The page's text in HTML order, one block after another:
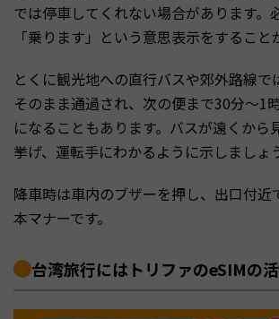
では停車してくれない場合があります。
「乗ります」という意思表示をすること
とくに観光地への直行バスや郊外路線で
そのまま通過され、次の便まで30分〜1
になることもあります。バスが遠くから
挙げ、運転手にわかるように示しましょ
降車時は車内のブザーを押し、出口付近
本マナーです。
台湾旅行にはトリファのeSIMの